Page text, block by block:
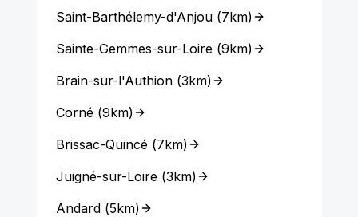
Saint-Barthélemy-d'Anjou(7km)
Sainte-Gemmes-sur-Loire(9km)
Brain-sur-l'Authion(3km)
Corné(9km)
Brissac-Quincé(7km)
Juigné-sur-Loire(3km)
Andard(5km)